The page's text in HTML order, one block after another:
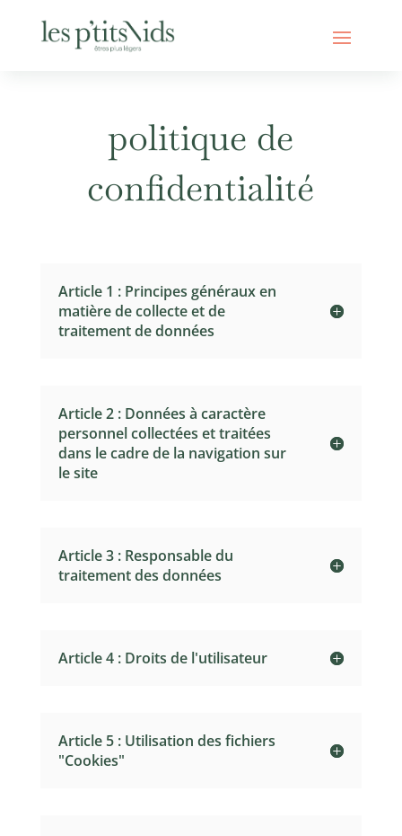
politique de
confidentialité
Article 1 : Principes généraux en
matière de collecte et de
traitement de données
Article 2 : Données à caractère
personnel collectées et traitées
dans le cadre de la navigation sur
le site
Article 3 : Responsable du
traitement des données
Article 4 : Droits de l'utilisateur
Article 5 : Utilisation des fichiers
"Cookies"